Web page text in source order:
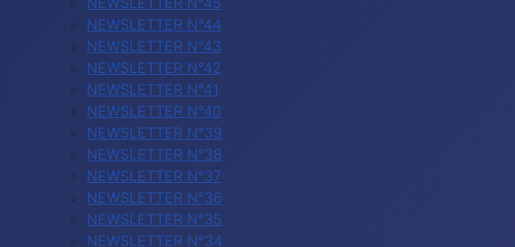
NEWSLETTER N°44
NEWSLETTER N°43
NEWSLETTER N°42
NEWSLETTER N°41
NEWSLETTER N°40
NEWSLETTER N°39
NEWSLETTER N°38
NEWSLETTER N°37
NEWSLETTER N°36
NEWSLETTER N°35
NEWSLETTER N°34